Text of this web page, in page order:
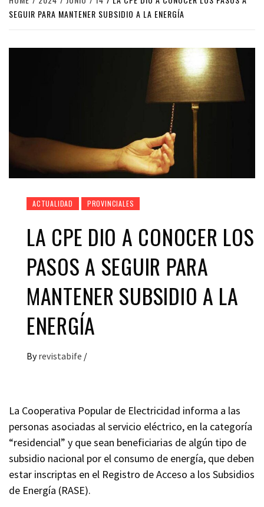
SEGUIR PARA MANTENER SUBSIDIO A LA ENERGÍA
ACTUALIDAD PROVINCIALES
LA CPE DIO A CONOCER LOS
PASOS A SEGUIR PARA
MANTENER SUBSIDIO A LA
ENERGÍA
By revistabife /
La Cooperativa Popular de Electricidad informa a las
personas asociadas al servicio eléctrico, en la categoría
“residencial” y que sean beneficiarias de algún tipo de
subsidio nacional por el consumo de energía, que deben
estar inscriptas en el Registro de Acceso a los Subsidios
de Energía (RASE).